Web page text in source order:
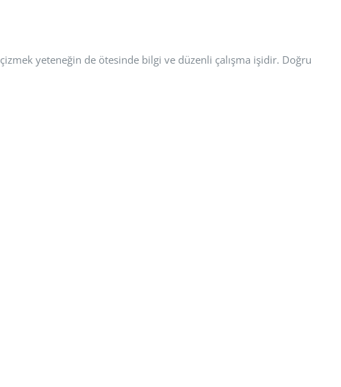
yeteneğin de ötesinde bilgi ve düzenli çalışma işidir. Doğru